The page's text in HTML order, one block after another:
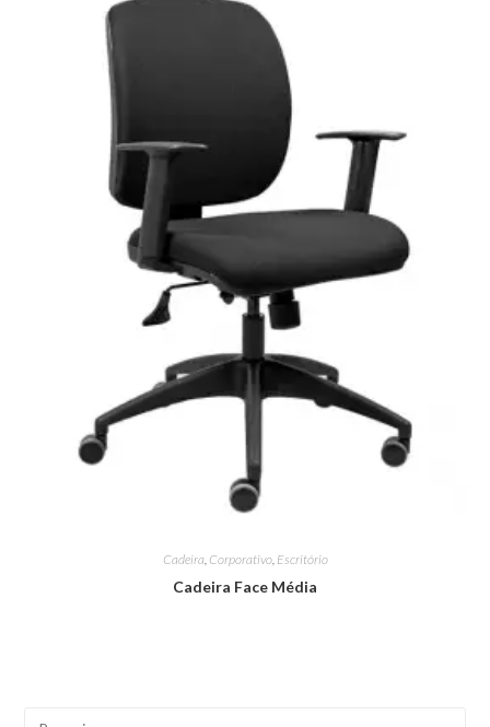
Cadeira, Corporativo, Escritório
Cadeira Face Média